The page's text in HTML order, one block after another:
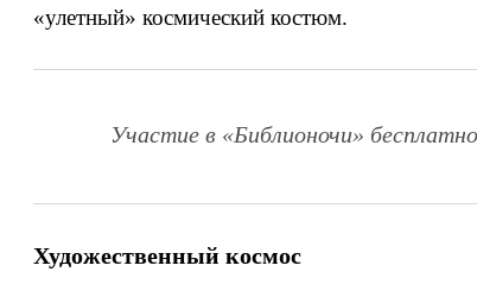
«улетный» космический костюм.
Участие в «Библионочи»
Художественный космос